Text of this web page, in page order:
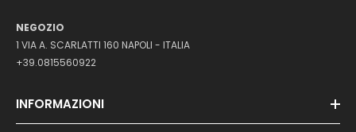
NEGOZIO
1 VIA A. SCARLATTI 160 NAPOLI - ITALIA
+39.0815560922
INFORMAZIONI